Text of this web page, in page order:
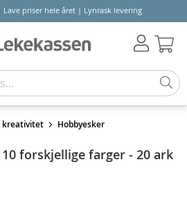
priser hele året | Lynrask levering
kreativitet Hobbyesker
forskjellige farger - 20 ark